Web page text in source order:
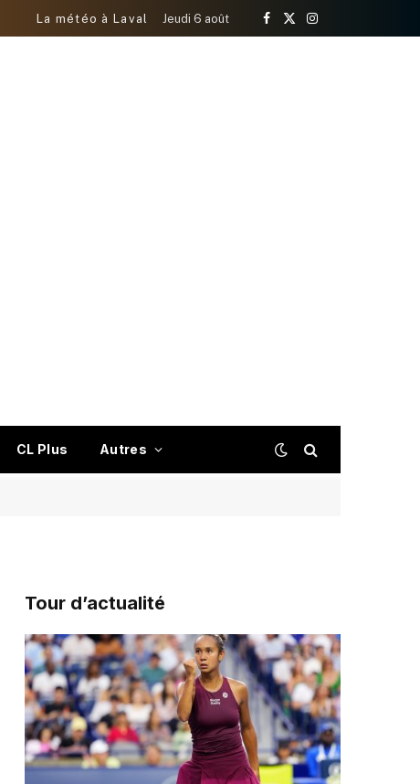
La météo à Laval Jeudi 6 août
Facebook
X
Instagram
CL Plus Autres
Tour d’actualité